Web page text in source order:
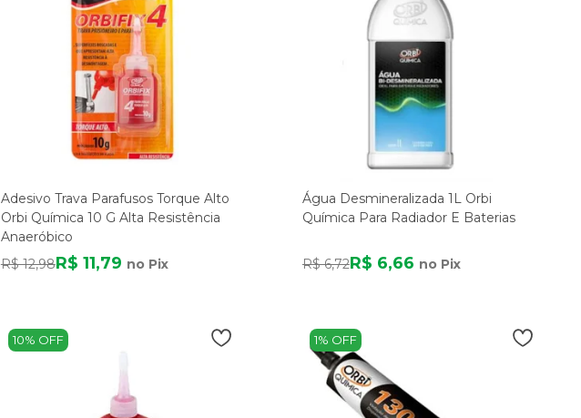
Adesivo Trava Parafusos Torque Alto
Orbi Química 10 G Alta Resistência
Anaeróbico
R$ 12,98R$ 11,79 no Pix
Água Desmineralizada 1L Orbi
Química Para Radiador E Baterias
R$ 6,72R$ 6,66 no Pix
10% OFF 1% OFF